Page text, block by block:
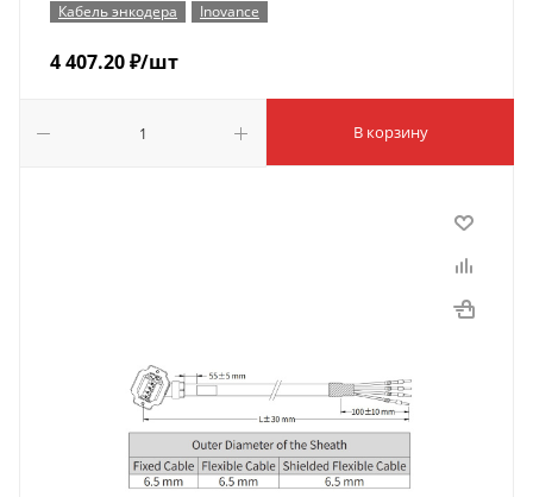
Кабель энкодера Inovance
4 407.20₽/шт
В корзину